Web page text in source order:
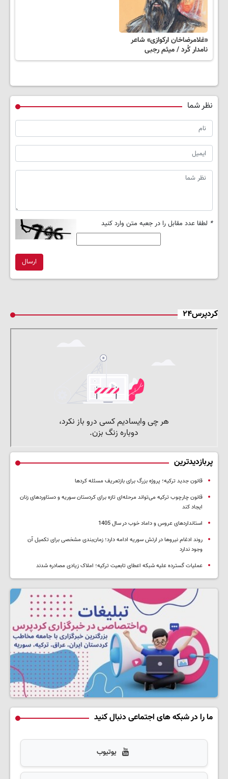
«غلامرضاخان ارکوازی» شاعر
نامدار کُرد / میثم رجبی
نظر شما
* لطفا عدد مقابل را در جعبه متن وارد کنید
ارسال
کردپرس۲۴
پربازدیدترین
قانون جدید ترکیه؛ پروژه بزرگ‌ برای بازتعریف مسئله کردها
قانون چارچوب ترکیه می‌تواند مرحله‌ای تازه برای کردستان سوریه و دستاوردهای زنان
ایجاد کند
استانداردهای عروس و داماد خوب در سال 1405
روند ادغام نیروها در ارتش سوریه ادامه دارد؛ زمان‌بندی مشخصی برای تکمیل آن
وجود ندارد
عملیات گسترده علیه شبکه اعطای تابعیت ترکیه؛ املاک زیادی مصادره شدند
ما را در شبکه های اجتماعی دنبال کنید
یوتیوب